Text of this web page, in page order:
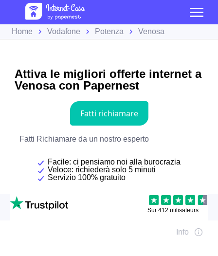
Home Vodafone Potenza Venosa